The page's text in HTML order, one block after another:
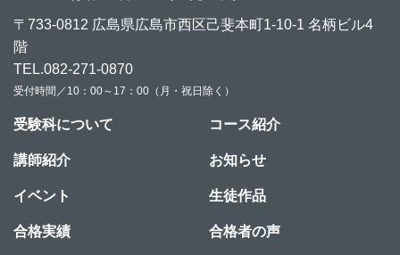
〒733-0812 広島県広島市西区己斐本町1-10-1 名柄ビル4
階
TEL.082-271-0870
受付時間／10：00～17：00（月・祝日除く）
受験科について コース紹介
講師紹介 お知らせ
イベント 生徒作品
合格実績 合格者の声